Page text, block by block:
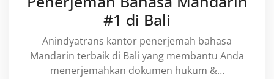
2025
#1 di Bali
Anindyatrans kantor penerjemah bahasa
Mandarin terbaik di Bali yang membantu Anda
menerjemahkan dokumen hukum &…